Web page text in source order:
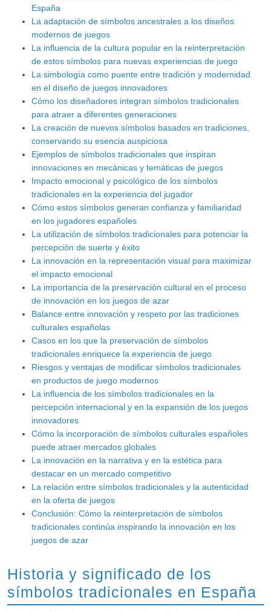
España
La adaptación de símbolos ancestrales a los diseños
modernos de juegos
La influencia de la cultura popular en la reinterpretación
de estos símbolos para nuevas experiencias de juego
La simbología como puente entre tradición y modernidad
en el diseño de juegos innovadores
Cómo los diseñadores integran símbolos tradicionales
para atraer a diferentes generaciones
La creación de nuevos símbolos basados en tradiciones,
conservando su esencia auspiciosa
Ejemplos de símbolos tradicionales que inspiran
innovaciones en mecánicas y temáticas de juegos
Impacto emocional y psicológico de los símbolos
tradicionales en la experiencia del jugador
Cómo estos símbolos generan confianza y familiaridad
en los jugadores españoles
La utilización de símbolos tradicionales para potenciar la
percepción de suerte y éxito
La innovación en la representación visual para maximizar
el impacto emocional
La importancia de la preservación cultural en el proceso
de innovación en los juegos de azar
Balance entre innovación y respeto por las tradiciones
culturales españolas
Casos en los que la preservación de símbolos
tradicionales enriquece la experiencia de juego
Riesgos y ventajas de modificar símbolos tradicionales
en productos de juego modernos
La influencia de los símbolos tradicionales en la
percepción internacional y en la expansión de los juegos
innovadores
Cómo la incorporación de símbolos culturales españoles
puede atraer mercados globales
La innovación en la narrativa y en la estética para
destacar en un mercado competitivo
La relación entre símbolos tradicionales y la autenticidad
en la oferta de juegos
Conclusión: Cómo la reinterpretación de símbolos
tradicionales continúa inspirando la innovación en los
juegos de azar
Historia y significado de los
símbolos tradicionales en España